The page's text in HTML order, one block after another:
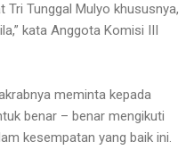
Tunggal Mulyo khususnya,
kata Anggota Komisi III
meminta kepada
benar – benar mengikuti
kesempatan yang baik ini.